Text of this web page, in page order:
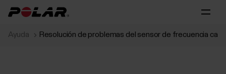
Ayuda Resolución de problemas del sensor de frecuencia